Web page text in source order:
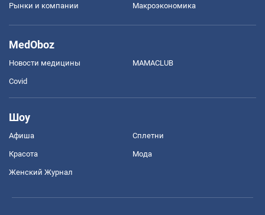
Рынки и компании Mакроэкономика
MedOboz
Новости медицины MAMACLUB
Covid
Шоу
Афиша Сплетни
Красота Мода
Женский Журнал